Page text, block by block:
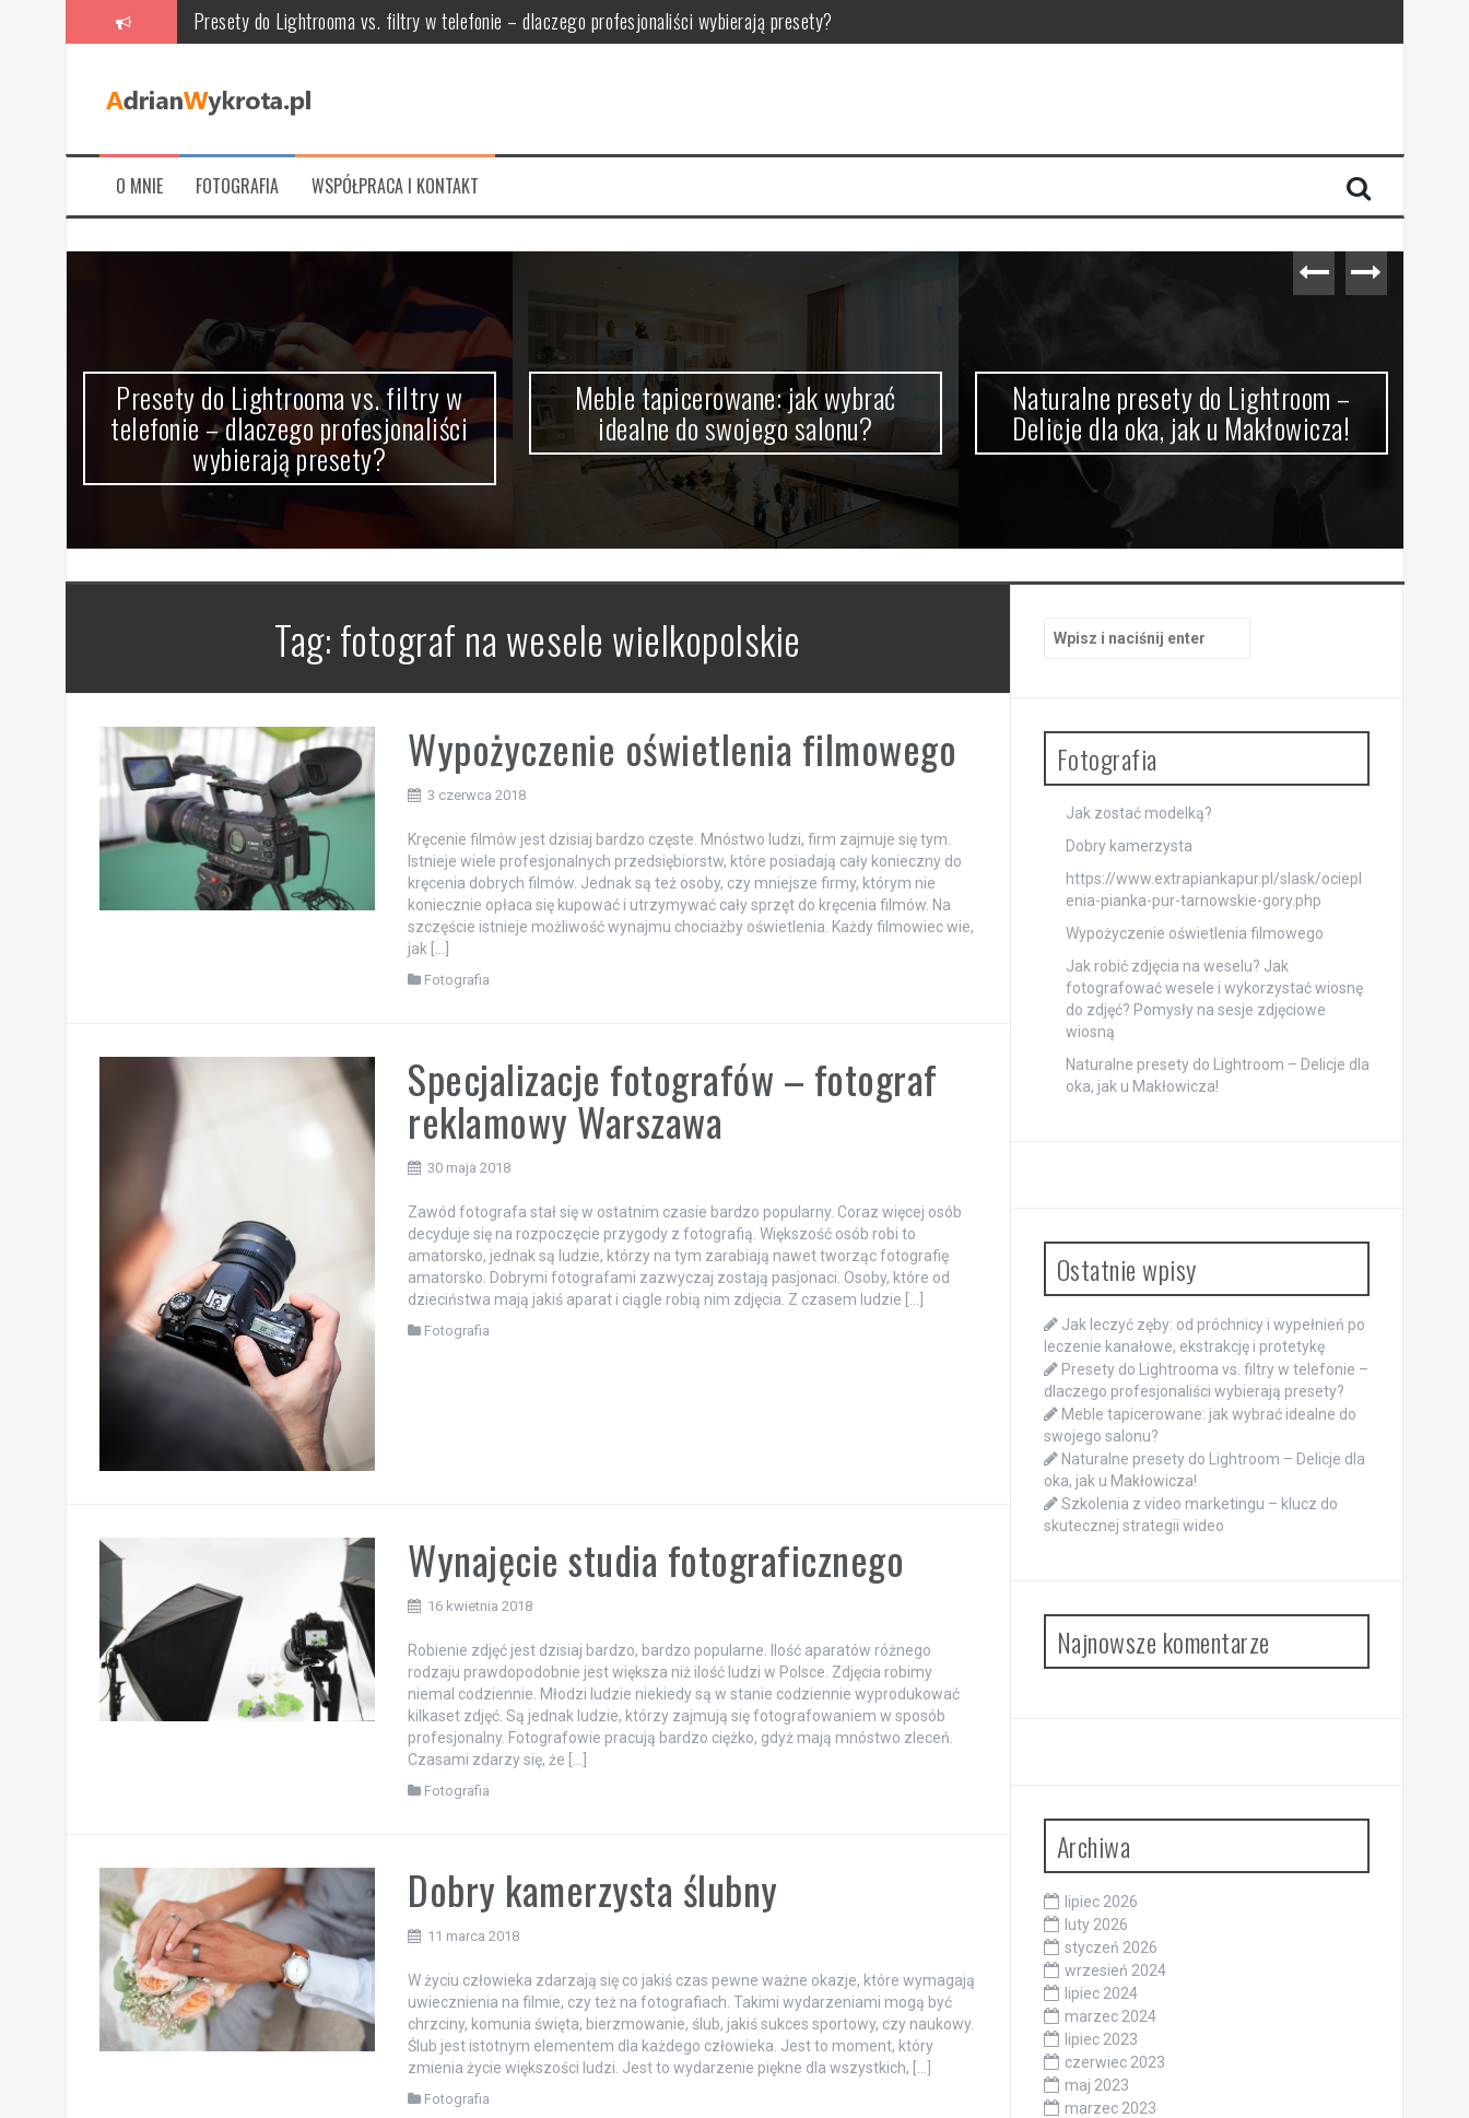
Meble tapicerowane: jak wybrać idealne do swojego salonu?
Szkolenia z video marketingu – klucz do skutecznej strategii wideo
Najlepsze gry na PlayStation 3 dla dwóch osób: Co warto zagrać wspólnie?
Jak leczyć zęby: od próchnicy i wypełnień po leczenie kanałowe, ekstrakcję i protetykę
O MNIE FOTOGRAFIA WSPÓŁPRACA I KONTAKT
Presety do Lightrooma vs. filtry w
telefonie – dlaczego profesjonaliści
wybierają presety?
Meble tapicerowane: jak wybrać
idealne do swojego salonu?
Naturalne presety do Lightroom –
Delicje dla oka, jak u Makłowicza!
Tag:fotograf na wesele wielkopolskie
Wypożyczenie oświetlenia filmowego
3 czerwca 2018
Kręcenie filmów jest dzisiaj bardzo częste. Mnóstwo ludzi, firm zajmuje się tym.
Istnieje wiele profesjonalnych przedsiębiorstw, które posiadają cały konieczny do
kręcenia dobrych filmów. Jednak są też osoby, czy mniejsze firmy, którym nie
koniecznie opłaca się kupować i utrzymywać cały sprzęt do kręcenia filmów. Na
szczęście istnieje możliwość wynajmu chociażby oświetlenia. Każdy filmowiec wie,
jak […]
Fotografia
Specjalizacje fotografów – fotograf
reklamowy Warszawa
30 maja 2018
Zawód fotografa stał się w ostatnim czasie bardzo popularny. Coraz więcej osób
decyduje się na rozpoczęcie przygody z fotografią. Większość osób robi to
amatorsko, jednak są ludzie, którzy na tym zarabiają nawet tworząc fotografię
amatorsko. Dobrymi fotografami zazwyczaj zostają pasjonaci. Osoby, które od
dzieciństwa mają jakiś aparat i ciągle robią nim zdjęcia. Z czasem ludzie […]
Fotografia
Wynajęcie studia fotograficznego
16 kwietnia 2018
Robienie zdjęć jest dzisiaj bardzo, bardzo popularne. Ilość aparatów różnego
rodzaju prawdopodobnie jest większa niż ilość ludzi w Polsce. Zdjęcia robimy
niemal codziennie. Młodzi ludzie niekiedy są w stanie codziennie wyprodukować
kilkaset zdjęć. Są jednak ludzie, którzy zajmują się fotografowaniem w sposób
profesjonalny. Fotografowie pracują bardzo ciężko, gdyż mają mnóstwo zleceń.
Czasami zdarzy się, że […]
Fotografia
Dobry kamerzysta ślubny
11 marca 2018
W życiu człowieka zdarzają się co jakiś czas pewne ważne okazje, które wymagają
uwiecznienia na filmie, czy też na fotografiach. Takimi wydarzeniami mogą być
chrzciny, komunia święta, bierzmowanie, ślub, jakiś sukces sportowy, czy naukowy.
Ślub jest istotnym elementem dla każdego człowieka. Jest to moment, który
zmienia życie większości ludzi. Jest to wydarzenie piękne dla wszystkich, […]
Fotografia
Fotografia
Jak zostać modelką?
Dobry kamerzysta
https://www.extrapiankapur.pl/slask/ociepl
enia-pianka-pur-tarnowskie-gory.php
Wypożyczenie oświetlenia filmowego
Jak robić zdjęcia na weselu? Jak
fotografować wesele i wykorzystać wiosnę
do zdjęć? Pomysły na sesje zdjęciowe
wiosną
Naturalne presety do Lightroom – Delicje dla
oka, jak u Makłowicza!
Ostatnie wpisy
Jak leczyć zęby: od próchnicy i wypełnień po
leczenie kanałowe, ekstrakcję i protetykę
Presety do Lightrooma vs. filtry w telefonie –
dlaczego profesjonaliści wybierają presety?
Meble tapicerowane: jak wybrać idealne do
swojego salonu?
Naturalne presety do Lightroom – Delicje dla
oka, jak u Makłowicza!
Szkolenia z video marketingu – klucz do
skutecznej strategii wideo
Najnowsze komentarze
Archiwa
lipiec 2026
luty 2026
styczeń 2026
wrzesień 2024
lipiec 2024
marzec 2024
lipiec 2023
czerwiec 2023
maj 2023
marzec 2023